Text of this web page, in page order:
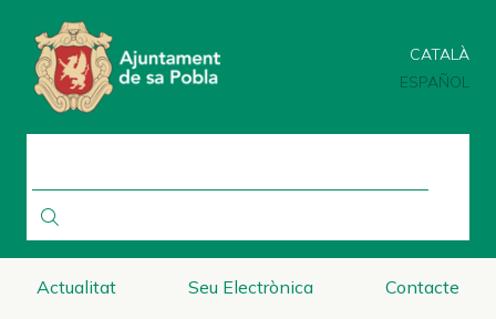
contenido
principal
CATALÀ
ESPAÑOL
Actualitat Seu Electrònica Contacte